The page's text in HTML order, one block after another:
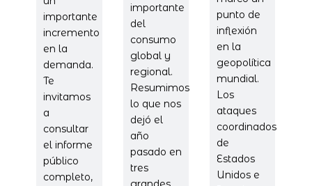
importante
incremento
en la
demanda.
Te
invitamos
a
consultar
el informe
público
completo,
importante
del
consumo
global y
regional.
Resumimos
lo que nos
dejó el
año
pasado en
tres
punto de
inflexión
en la
geopolítica
mundial.
Los
ataques
coordinados
de
Estados
Unidos e